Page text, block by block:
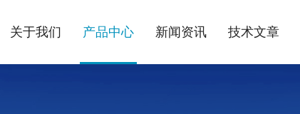
关于我们 产品中心 新闻资讯 技术文章